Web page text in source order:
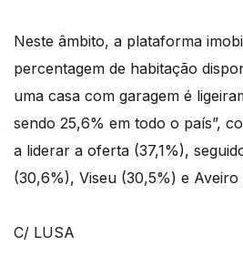
Neste âmbito, a plataforma
percentagem de habitação
uma casa com garagem é
sendo 25,6% em todo o país”,
a liderar a oferta (37,1%),
(30,6%), Viseu (30,5%) e Aveiro
C/ LUSA